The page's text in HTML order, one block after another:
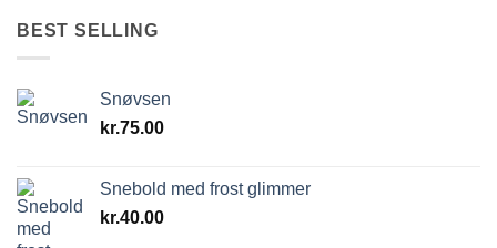
BEST SELLING
Snøvsen
kr.75.00
Snebold med frost glimmer
kr.40.00